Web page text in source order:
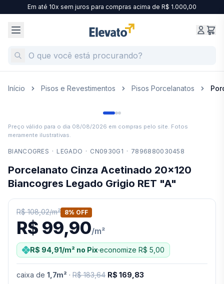
Em até 10x sem juros para compras acima de R$ 1.000,00
Início Pisos e Revestimentos Pisos Porcelanatos
Preço válido para o dia 08/08/2026 em compras pelo site. Fotos
meramente ilustrativas.
BIANCOGRES · LEGADO · CN0930G1 · 7896880030458
Porcelanato Cinza Acetinado 20x120
Biancogres Legado Grigio RET "A"
R$ 108,02/m² 8% OFF
R$ 99,90/m²
R$ 94,91/m² no Pix·economize R$ 5,00
caixa de 1,7m² · R$ 183,64 R$ 169,83